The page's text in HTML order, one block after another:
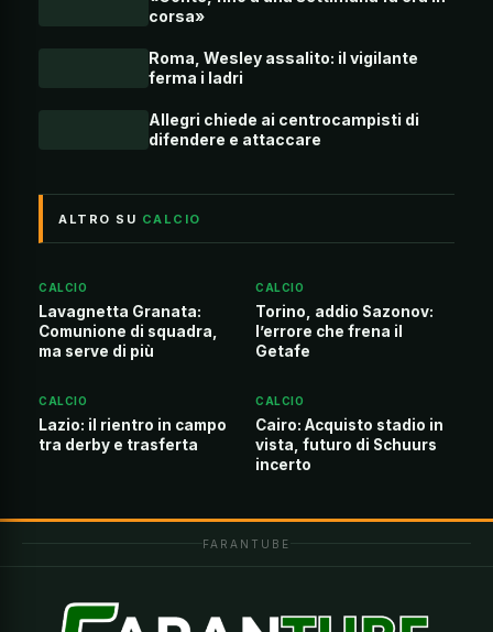
corsa»
Roma, Wesley assalito: il vigilante
ferma i ladri
Allegri chiede ai centrocampisti di
difendere e attaccare
ALTRO SU CALCIO
CALCIO
Lavagnetta Granata:
Comunione di squadra,
ma serve di più
CALCIO
Torino, addio Sazonov:
l’errore che frena il
Getafe
CALCIO
Lazio: il rientro in campo
tra derby e trasferta
CALCIO
Cairo: Acquisto stadio in
vista, futuro di Schuurs
incerto
FARANTUBE